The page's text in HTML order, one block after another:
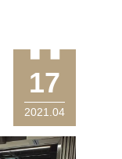
17
2021.04